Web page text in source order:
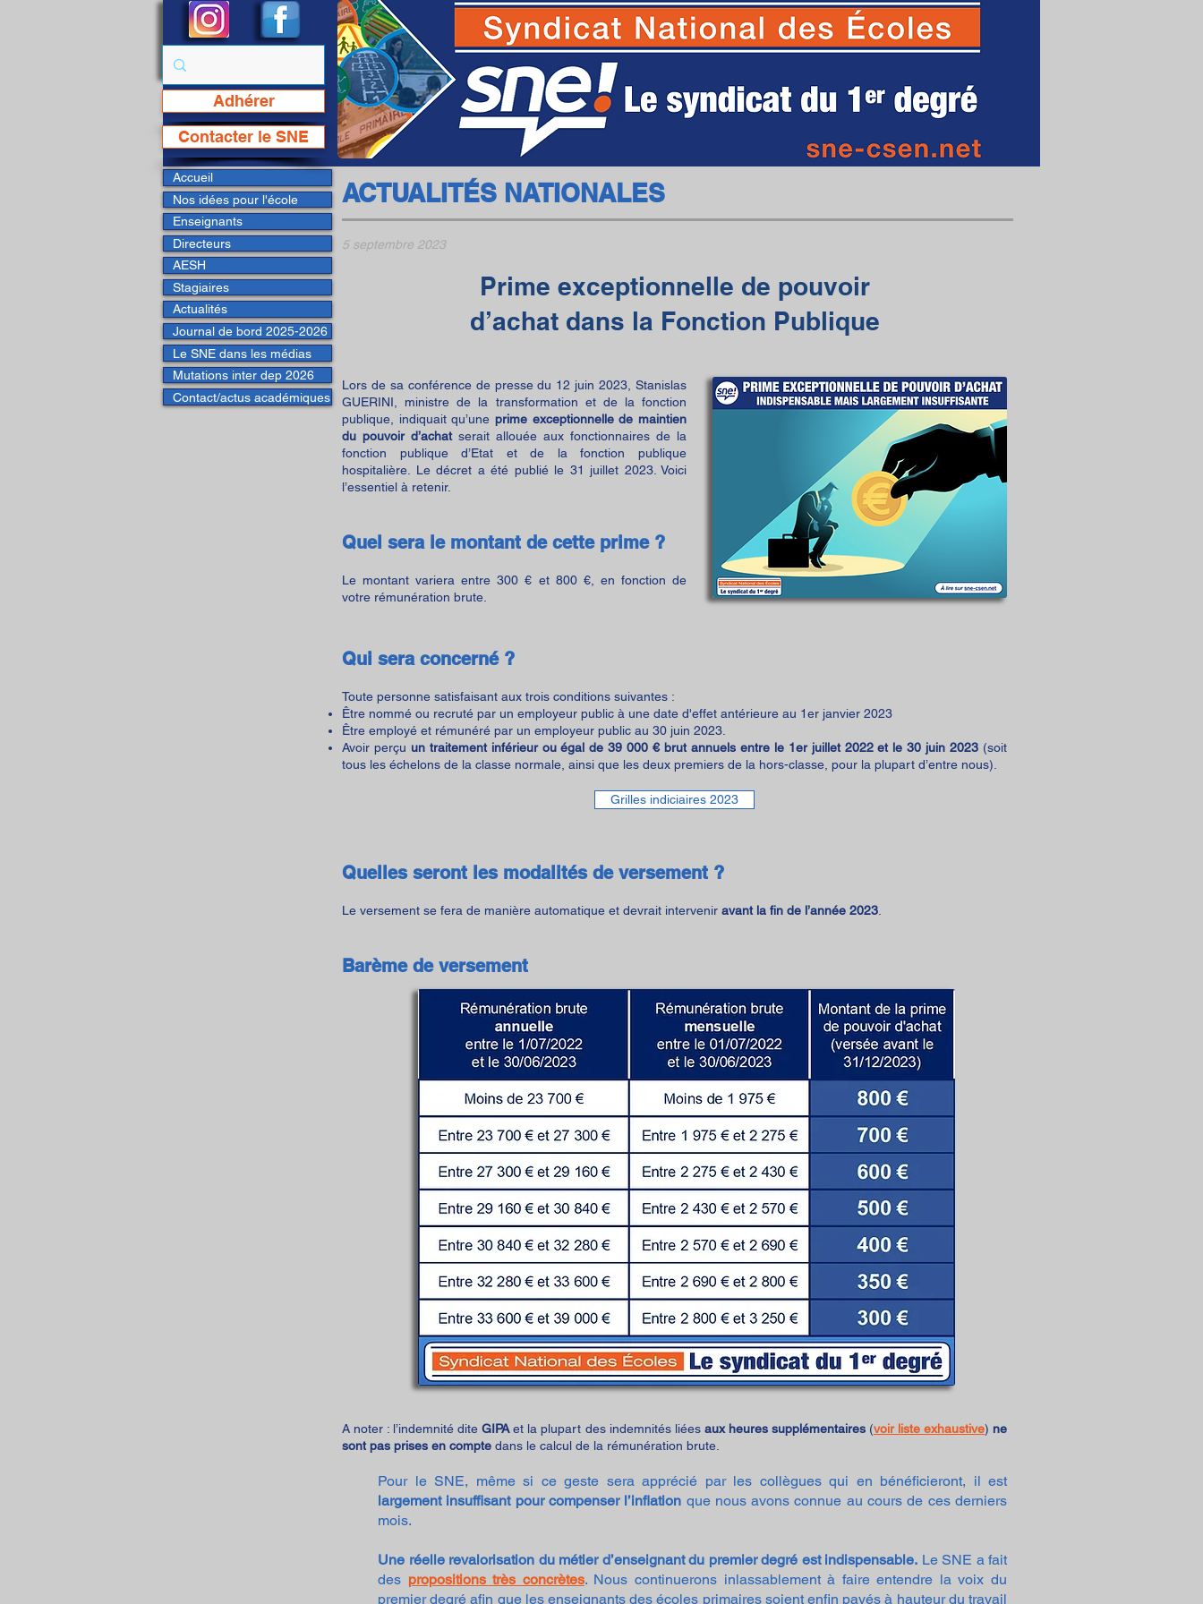
Adhérer
Contacter le SNE
ACTUALITÉS NATIONALES
5 septembre 2023
Prime exceptionnelle de pouvoir
d’achat dans la Fonction Publique
Lors de sa conférence de presse du 12 juin 2023, Stanislas
GUERINI, ministre de la transformation et de la fonction
publique, indiquait qu’une prime exceptionnelle de maintien
du pouvoir d’achatserait allouée aux fonctionnaires de la
fonction publique d’Etat et de la fonction publique
hospitalière. Le décret a été publié le 31 juillet 2023. Voici
l’essentiel à retenir.
Quel sera le montant de cette prime ?
Le montant variera entre 300 € et 800 €, en fonction de
votre rémunération brute.
Qui sera concerné ?
Toute personne satisfaisant aux trois conditions suivantes :
Être nommé ou recruté par un employeur public à une date d'effet antérieure au 1er janvier 2023
Être employé et rémunéré par un employeur public au 30 juin 2023.
Avoir perçu un traitement inférieur ou égal de 39 000 € brut annuels entre le 1er juillet 2022 et le 30 juin 2023 (soit
tous les échelons de la classe normale, ainsi que les deux premiers de la hors-classe, pour la plupart d’entre nous).
Grilles indiciaires 2023
Quelles seront les modalités de versement ?
Le versement se fera de manière automatique et devrait intervenir avant la fin de l’année 2023
Barème de versement
A noter : l’indemnité diteGIPAet la plupart des indemnités liées aux heures supplémentaires(voir liste exhaustive) ne
sont pas prises en compte dans le calcul de la rémunération brute.
Pour le SNE, même si ce geste seraapprécié par les collègues qui en bénéficieront, il est
largement insuffisant pour compenser l’inflation que nous avons connue au cours de ces derniers
mois.
Une réelle revalorisation du métier d’enseignant du premier degré est indispensable. Le SNE a fait
des propositions très concrètes. Nous continuerons inlassablement à faire entendre la voix du
premier degré afin que les enseignants des écoles primaires soient enfin payés à hauteur du travail
SNE - Syndicat National des Ecoles
Page Facebook du SNE
Accueil
Nos idées pour l'école
Enseignants
Directeurs
AESH
Stagiaires
Actualités
Journal de bord 2025-2026
Le SNE dans les médias
Mutations inter dep 2026
Contact/actus académiques